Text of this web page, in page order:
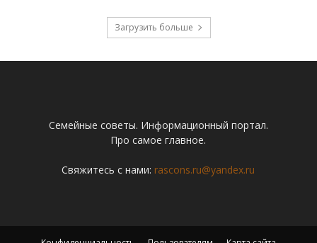
Загрузить больше
Семейные советы. Информационный портал.
Про самое главное.
Свяжитесь с нами: rascons.ru@yandex.ru